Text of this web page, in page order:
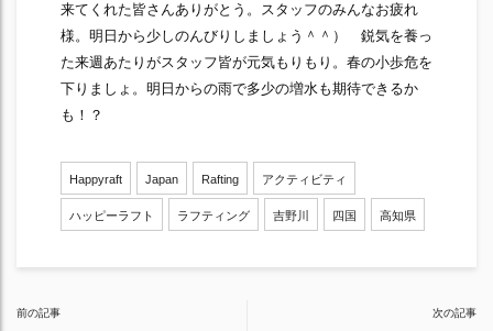
来てくれた皆さんありがとう。スタッフのみんなお疲れ
様。明日から少しのんびりしましょう＾＾） 鋭気を養っ
た来週あたりがスタッフ皆が元気もりもり。春の小歩危を
下りましょ。明日からの雨で多少の増水も期待できるか
も！？
Happyraft Japan Rafting アクティビティ
ハッピーラフト ラフティング 吉野川 四国 高知県
Post
前の記事 次の記事